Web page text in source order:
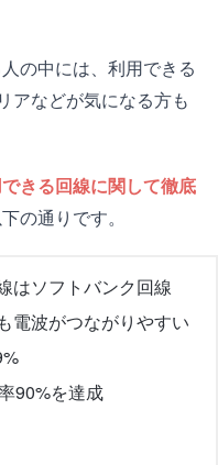
の中には、利用できる
アなどが気になる方も
きる回線に関して徹底
の通りです。
はソフトバンク回線
電波がつながりやすい
90%を達成